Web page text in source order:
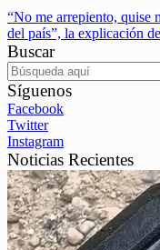
“No me arrepiento, quise
del país”, la explicación
Buscar
Síguenos
Facebook
Twitter
Instagram
Noticias Recientes